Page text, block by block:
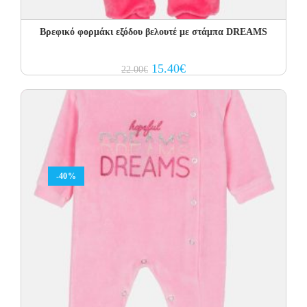
Βρεφικό φορμάκι εξόδου βελουτέ με στάμπα DREAMS
22.00€ Original
price
15.40€Current
price
-40%